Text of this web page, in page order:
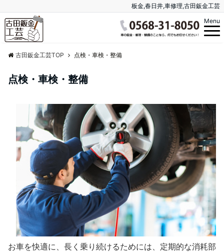
板金,春日井,車修理,古田鈑金工芸
Menu
古田鈑金工芸TOP 点検・車検・整備
点検・車検・整備
お車を快適に、長く乗り続けるためには、定期的な消耗部